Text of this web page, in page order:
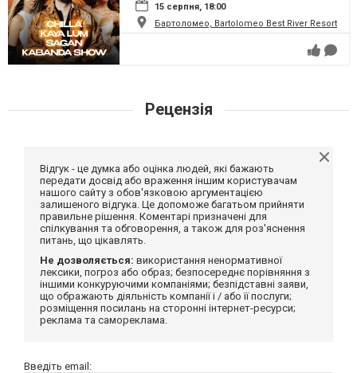
15 серпня, 18:00
Бартоломео, Bartolomeo Best River Resort
Рецензія
Відгук - це думка або оцінка людей, які бажають
передати досвід або враження іншим користувачам
нашого сайту з обов'язковою аргументацією
залишеного відгука. Це допоможе багатьом прийняти
правильне рішення. Коментарі призначені для
спілкування та обговорення, а також для роз'яснення
питань, що цікавлять.
Не дозволяється: використання ненормативної
лексики, погроз або образ; безпосереднє порівняння з
іншими конкуруючими компаніями; безпідставні заяви,
що ображають діяльність компанії і / або її послуги;
розміщення посилань на сторонні інтернет-ресурси;
реклама та самореклама.
Введіть email: